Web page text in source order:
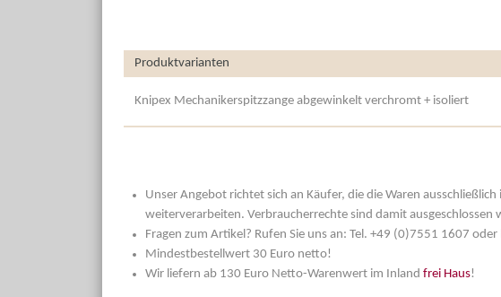
Produktvarianten
Knipex Mechanikerspitzzange abgewinkelt verchromt + isoliert
Unser Angebot richtet sich an Käufer, die die Waren
weiterverarbeiten. Verbraucherrechte sind damit ausgeschlossen
Fragen zum Artikel? Rufen Sie uns an: Tel. +49 (0)7551 1607
Mindestbestellwert 30 Euro netto!
Wir liefern ab 130 Euro Netto-Warenwert im Inland frei Haus!